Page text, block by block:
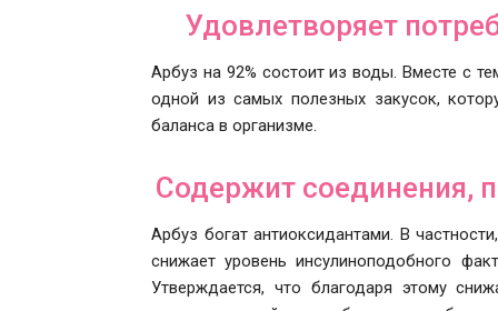
Удовлетворяет
Арбуз на 92% состоит из воды. Вместе с
одной из самых полезных закусок,
баланса в организме.
Содержит соединения,
Арбуз богат антиоксидантами. В
снижает уровень инсулиноподобного
Утверждается, что благодаря этому